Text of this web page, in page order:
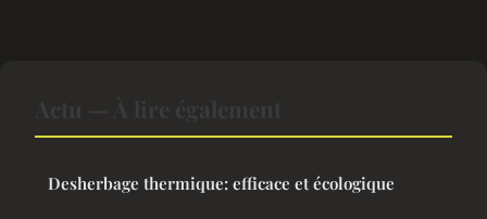
Desherbage thermique: efficace et écologique